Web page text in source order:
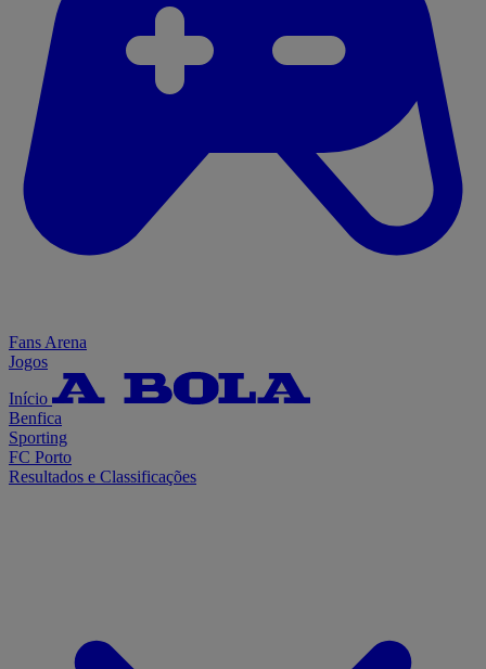
Fans Arena
Jogos
Início
Benfica
Sporting
FC Porto
Resultados e Classificações